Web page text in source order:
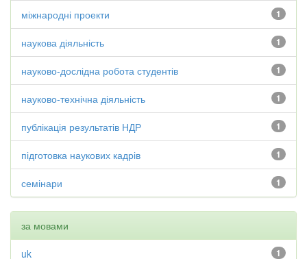
1
міжнародні проекти
1
наукова діяльність
1
науково-дослідна робота студентів
1
науково-технічна діяльність
1
публікація результатів НДР
1
підготовка наукових кадрів
1
семінари
за мовами
1
uk